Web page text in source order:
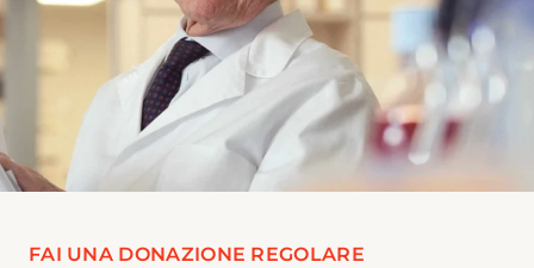
FAI UNA DONAZIONE REGOLARE